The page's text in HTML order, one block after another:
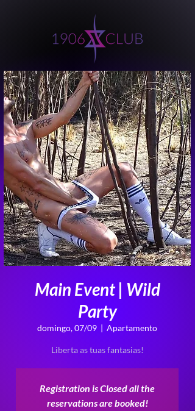
Main Event | Wild
Party
domingo, 07/09
  |
Apartamento
Liberta as tuas fantasias!
Registration is Closed all the
reservations are booked!